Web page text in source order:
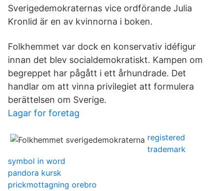
Sverigedemokraternas vice ordförande Julia
Kronlid är en av kvinnorna i boken.
Folkhemmet var dock en konservativ idéfigur
innan det blev socialdemokratiskt. Kampen om
begreppet har pågått i ett århundrade. Det
handlar om att vinna privilegiet att formulera
berättelsen om Sverige.
Lagar for foretag
registered
trademark
symbol in word
pandora kursk
prickmottagning orebro